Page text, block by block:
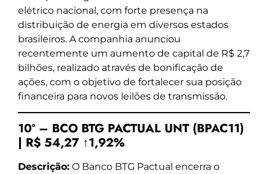
elétrico nacional, com forte presença na
distribuição de energia em diversos estados
brasileiros. A companhia anunciou
recentemente um aumento de capital de R$ 2,7
bilhões, realizado através de bonificação de
ações, com o objetivo de fortalecer sua posição
financeira para novos leilões de transmissão.
10º – BCO BTG PACTUAL UNT (BPAC11)
| R$ 54,27 ↑1,92%
Descrição: O Banco BTG Pactual encerra o